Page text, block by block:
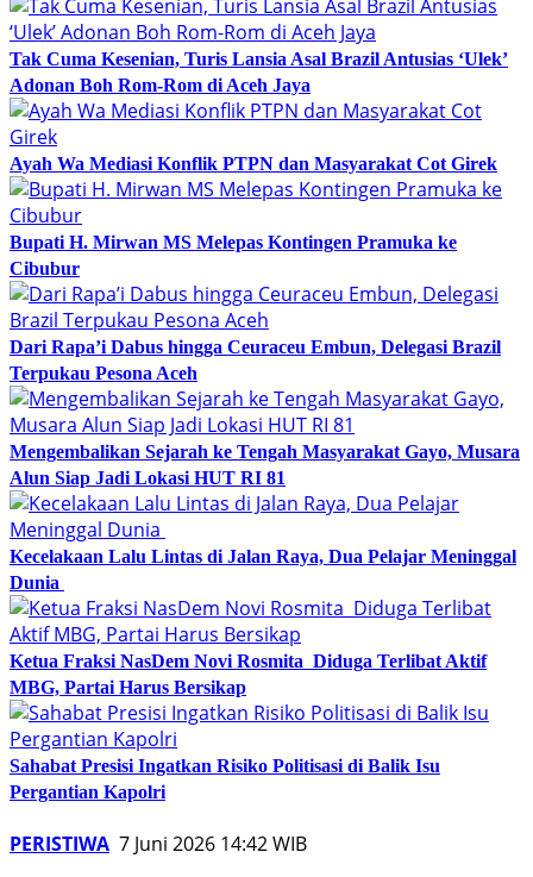
Tak Cuma Kesenian, Turis Lansia Asal Brazil Antusias ‘Ulek’
Adonan Boh Rom-Rom di Aceh Jaya
Ayah Wa Mediasi Konflik PTPN dan Masyarakat Cot Girek
Bupati H. Mirwan MS Melepas Kontingen Pramuka ke
Cibubur
Dari Rapa’i Dabus hingga Ceuraceu Embun, Delegasi Brazil
Terpukau Pesona Aceh
Mengembalikan Sejarah ke Tengah Masyarakat Gayo, Musara
Alun Siap Jadi Lokasi HUT RI 81
Kecelakaan Lalu Lintas di Jalan Raya, Dua Pelajar Meninggal
Dunia
Ketua Fraksi NasDem Novi Rosmita Diduga Terlibat Aktif
MBG, Partai Harus Bersikap
Sahabat Presisi Ingatkan Risiko Politisasi di Balik Isu
Pergantian Kapolri
PERISTIWA 7 Juni 2026 14:42 WIB